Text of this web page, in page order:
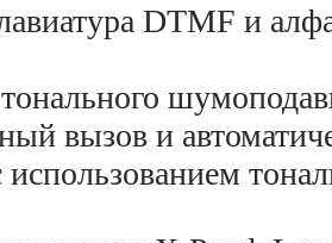
DTMF и
вызов и
использованием